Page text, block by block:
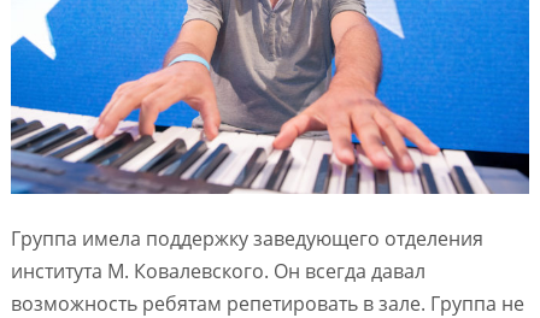
Группа имела поддержку заведующего отделения
института М. Ковалевского. Он всегда давал
возможность ребятам репетировать в зале. Группа не